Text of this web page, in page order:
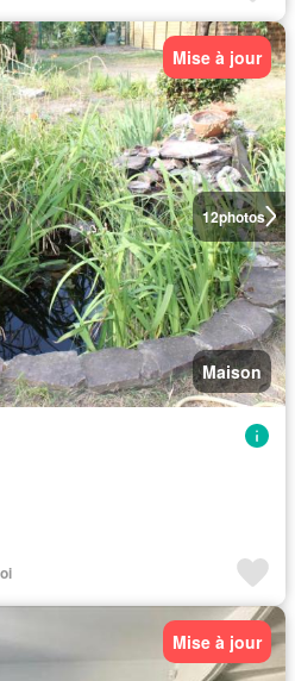
12photos
Mise à jour
Maison
Mise à jour